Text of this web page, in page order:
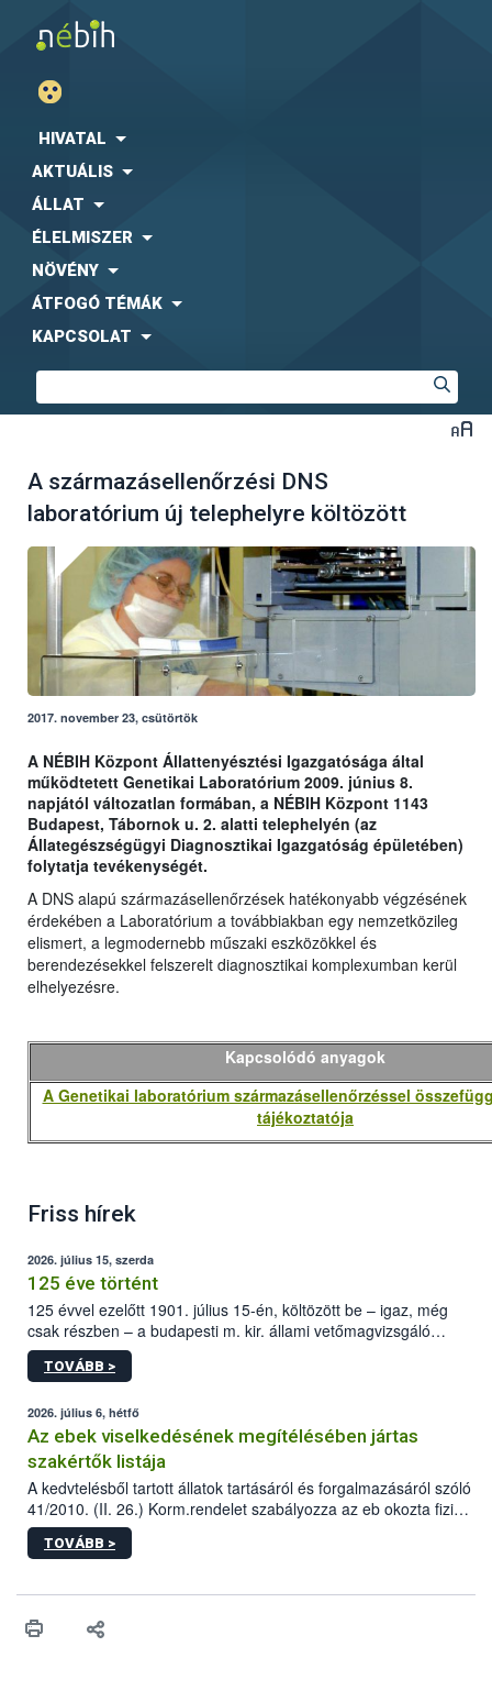
HIVATAL
AKTUÁLIS
ÁLLAT
ÉLELMISZER
NÖVÉNY
ÁTFOGÓ TÉMÁK
KAPCSOLAT
A származásellenőrzési DNS
laboratórium új telephelyre költözött
2017. november 23, csütörtök
A NÉBIH Központ Állattenyésztési Igazgatósága által
működtetett Genetikai Laboratórium 2009. június 8.
napjától változatlan formában, a NÉBIH Központ 1143
Budapest, Tábornok u. 2. alatti telephelyén (az
Állategészségügyi Diagnosztikai Igazgatóság épületében)
folytatja tevékenységét.
A DNS alapú származásellenőrzések hatékonyabb végzésének
érdekében a Laboratórium a továbbiakban egy nemzetközileg
elismert, a legmodernebb műszaki eszközökkel és
berendezésekkel felszerelt diagnosztikai komplexumban kerül
elhelyezésre.
Kapcsolódó anyagok
A Genetikai laboratórium származásellenőrzéssel
tájékoztatója
Friss hírek
2026. július 15, szerda
125 éve történt
125 évvel ezelőtt 1901. július 15-én, költözött be – igaz, még
csak részben – a budapesti m. kir. állami vetőmagvizsgáló
állomás a Kis Rókus utca 15. szám alatti, Czigler Győző által
tervezett új épületébe.
TOVÁBB >
2026. július 6, hétfő
Az ebek viselkedésének megítélésében jártas
szakértők listája
A kedvtelésből tartott állatok tartásáról és forgalmazásáról szóló
41/2010. (II. 26.) Korm.rendelet szabályozza az eb okozta fizikai
sérülés, illetve ennek veszélye keletkezésekor felmerülő
hatósági feladatokat, valamint a veszélyes eb tartását és annak
vonni az ebek viselkedésének megítélésében jártas szakértőt.
TOVÁBB >